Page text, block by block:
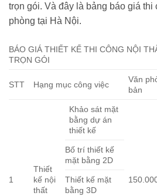
trọn gói. Và đây là bảng báo giá thi
phòng tại Hà Nội.
BÁO GIÁ THIẾT KẾ THI CÔNG NỘI
TRỌN GÓI
STT Hạng mục công việc
Văn
bản
1
Thiết
kế nội
thất
Khảo sát mặt
bằng dự án
thiết kế
Bố trí thiết kế
mặt bằng 2D
Thiết kế mặt
bằng 3D